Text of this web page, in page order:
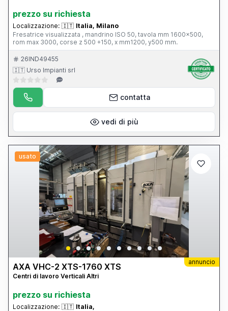
prezzo su richiesta
Localizzazione: 🇮🇹 Italia, Milano
Fresatrice visualizzata , mandrino ISO 50, tavola mm 1600x500,
rom max 3000, corse z 500 +150, x mm1200, y500 mm.
26IND49455
🇮🇹 Urso Impianti srl
contatta
vedi di più
usato
annuncio
AXA VHC-2 XTS-1760 XTS
Centri di lavoro Verticali Altri
prezzo su richiesta
Localizzazione: 🇮🇹 Italia,